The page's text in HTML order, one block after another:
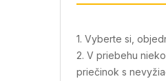
1. Vyberte si,
2. V priebehu
priečinok s